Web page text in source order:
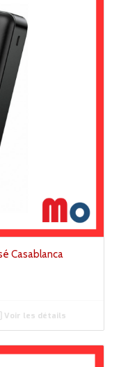
Casablanca
Voir les détails